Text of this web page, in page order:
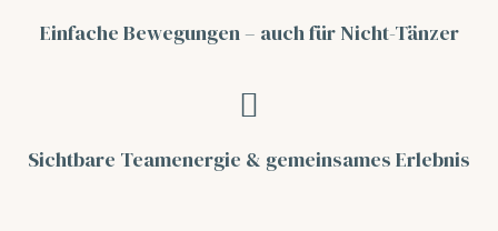
Einfache Bewegungen – auch für Nicht-Tänzer
Sichtbare Teamenergie & gemeinsames Erlebnis